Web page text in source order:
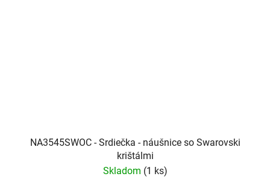
NA3545SWOC - Srdiečka - náušnice so Swarovski
krištálmi
Skladom (1 ks)